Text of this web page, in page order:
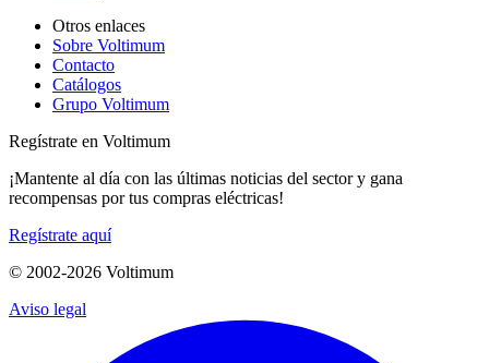
Otros enlaces
Sobre Voltimum
Contacto
Catálogos
Grupo Voltimum
Regístrate en Voltimum
¡Mantente al día con las últimas noticias del sector y gana
recompensas por tus compras eléctricas!
Regístrate aquí
© 2002-2026 Voltimum
Aviso legal